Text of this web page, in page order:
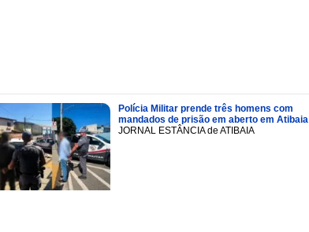
Polícia Militar prende três homens com
mandados de prisão em aberto em Atibaia
JORNAL ESTÂNCIA de ATIBAIA